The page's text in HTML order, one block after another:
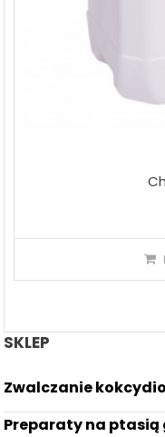
SKLEP
Zwalczanie
Preparaty na ptasią